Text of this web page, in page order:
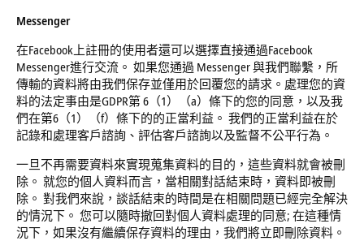
Messenger
在Facebook上註冊的使用者還可以選擇直接通過Facebook
Messenger進行交流。 如果您通過 Messenger 與我們聯繫，所
傳輸的資料將由我們保存並僅用於回覆您的請求。處理您的資
料的法定事由是GDPR第 6（1）（a）條下的您的同意，以及我
們在第6（1）（f）條下的的正當利益。 我們的正當利益在於
記錄和處理客戶諮詢、評估客戶諮詢以及監督不公平行為。
一旦不再需要資料來實現蒐集資料的目的，這些資料就會被刪
除。 就您的個人資料而言，當相關對話結束時，資料即被刪
除。 對我們來說，談話結束的時間是在相關問題已經完全解決
的情況下。 您可以隨時撤回對個人資料處理的同意; 在這種情
況下，如果沒有繼續保存資料的理由，我們將立即刪除資料。